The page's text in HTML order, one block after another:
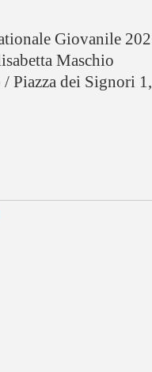
Giovanile
Maschio
Piazza dei Signori